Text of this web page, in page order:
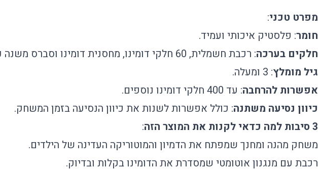
מפרט טכני:
חומר: פלסטיק איכותי ועמיד.
חלקים בערכה: רכבת חשמלית, 60 חלקי דומינו, מחסנית דומינו וסברס משנה כיוון.
גיל מומלץ: 3 ומעלה.
אפשרות להרחבה: עד 400 חלקי דומינו נוספים.
כיוון נסיעה משתנה: כולל אפשרות לשנות את כיוון הנסיעה בזמן המשחק.
3 סיבות למה כדאי לקנות את המוצר הזה
:
משחק מהנה ומחנך שמפתח את הדמיון והמוטוריקה העדינה של הילדים.
רכבת עם מנגנון אוטומטי שמסדרת את הדומינו בקלות ובדיוק.